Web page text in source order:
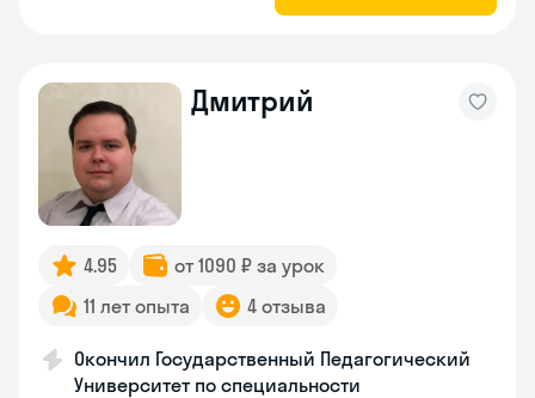
Дмитрий
4.95
от 1090 ₽ за урок
11 лет опыта
4 отзыва
Окончил Государственный Педагогический
Университет по специальности